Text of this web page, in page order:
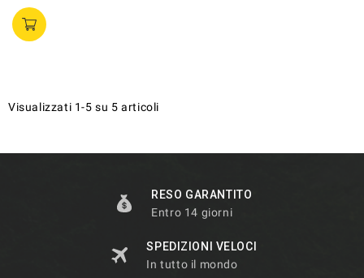
Visualizzati 1-5 su 5 articoli
RESO GARANTITO
Entro 14 giorni
SPEDIZIONI VELOCI
In tutto il mondo